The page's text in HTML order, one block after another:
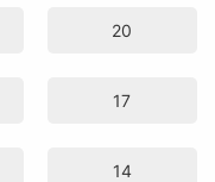
20
17
14